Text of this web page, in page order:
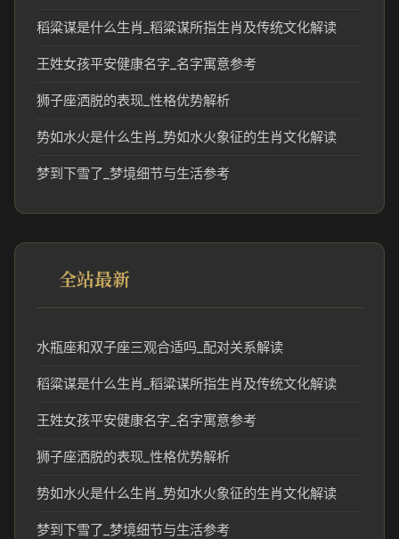
稻粱谋是什么生肖_稻粱谋所指生肖及传统文化解读
王姓女孩平安健康名字_名字寓意参考
狮子座洒脱的表现_性格优势解析
势如水火是什么生肖_势如水火象征的生肖文化解读
梦到下雪了_梦境细节与生活参考
全站最新
水瓶座和双子座三观合适吗_配对关系解读
稻粱谋是什么生肖_稻粱谋所指生肖及传统文化解读
王姓女孩平安健康名字_名字寓意参考
狮子座洒脱的表现_性格优势解析
势如水火是什么生肖_势如水火象征的生肖文化解读
梦到下雪了_梦境细节与生活参考